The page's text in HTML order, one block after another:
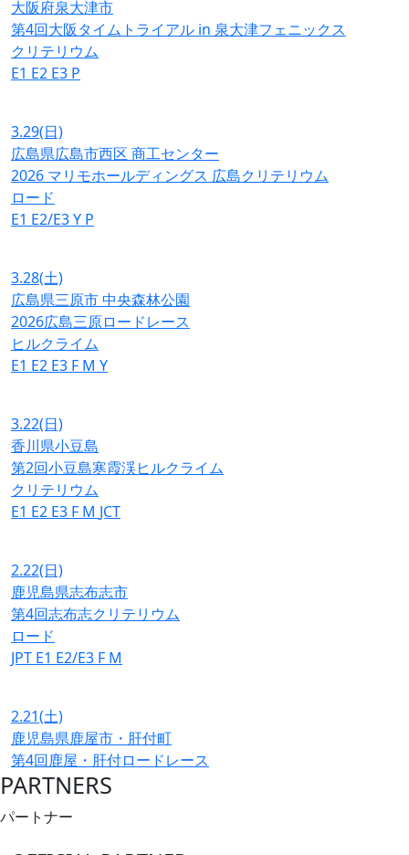
大阪府泉大津市
第4回大阪タイムトライアル in 泉大津フェニックス
クリテリウム
E1 E2 E3 P
3.29(日)
広島県広島市西区 商工センター
2026 マリモホールディングス 広島クリテリウム
ロード
E1 E2/E3Y P
3.28(土)
広島県三原市 中央森林公園
2026広島三原ロードレース
ヒルクライム
E1 E2 E3 F M Y
3.22(日)
香川県小豆島
第2回小豆島寒霞渓ヒルクライム
クリテリウム
E1 E2 E3 F M JCT
2.22(日)
鹿児島県志布志市
第4回志布志クリテリウム
ロード
JPT E1 E2/E3 F M
2.21(土)
鹿児島県鹿屋市・肝付町
第4回鹿屋・肝付ロードレース
PARTNERS
パートナー